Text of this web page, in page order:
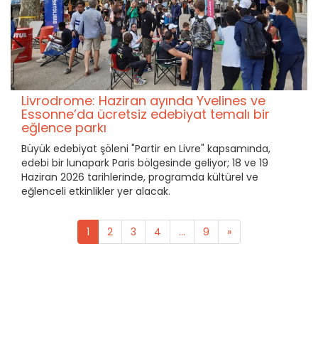
Livrodrome: Haziran ayında Yvelines ve
Essonne’da ücretsiz edebiyat temalı bir
eğlence parkı
Büyük edebiyat şöleni "Partir en Livre" kapsamında,
edebi bir lunapark Paris bölgesinde geliyor; 18 ve 19
Haziran 2026 tarihlerinde, programda kültürel ve
eğlenceli etkinlikler yer alacak.
1 2 3 4 ... 9 »